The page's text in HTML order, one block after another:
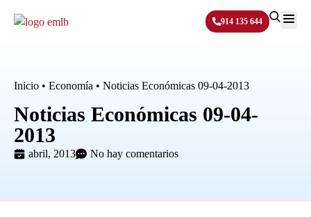
914 135 644
Inicio • Economía • Noticias Económicas 09-04-2013
Noticias Económicas 09-04-
2013
abril, 2013 No hay comentarios